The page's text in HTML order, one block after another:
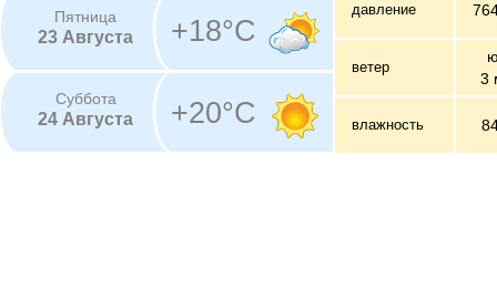
Пятница
23 Августа +18°C
Суббота
24 Августа +20°C
давление
ветер
3
влажность